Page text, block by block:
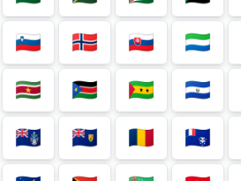
🇸🇮
🇸🇯 🇸🇰 🇸🇱
🇸🇷
🇸🇸 🇸🇹 🇸🇻
🇹🇦
🇹🇨 🇹🇩 🇹🇫